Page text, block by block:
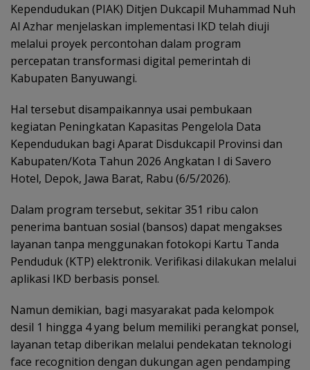
Kependudukan (PIAK) Ditjen Dukcapil Muhammad Nuh
Al Azhar menjelaskan implementasi IKD telah diuji
melalui proyek percontohan dalam program
percepatan transformasi digital pemerintah di
Kabupaten Banyuwangi.
Hal tersebut disampaikannya usai pembukaan
kegiatan Peningkatan Kapasitas Pengelola Data
Kependudukan bagi Aparat Disdukcapil Provinsi dan
Kabupaten/Kota Tahun 2026 Angkatan I di Savero
Hotel, Depok, Jawa Barat, Rabu (6/5/2026).
Dalam program tersebut, sekitar 351 ribu calon
penerima bantuan sosial (bansos) dapat mengakses
layanan tanpa menggunakan fotokopi Kartu Tanda
Penduduk (KTP) elektronik. Verifikasi dilakukan melalui
aplikasi IKD berbasis ponsel.
Namun demikian, bagi masyarakat pada kelompok
desil 1 hingga 4 yang belum memiliki perangkat ponsel,
layanan tetap diberikan melalui pendekatan teknologi
face recognition dengan dukungan agen pendamping